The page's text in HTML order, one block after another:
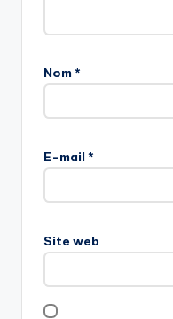
Nom *
E-mail *
Site web